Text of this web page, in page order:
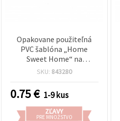
Opakovane použiteľná
PVC šablóna „Home
Sweet Home“ na
maľovanie a dekorovanie,
SKU: 843280
0.75€ 1-9 kus
ZĽAVY
PRE MNOŽSTVO